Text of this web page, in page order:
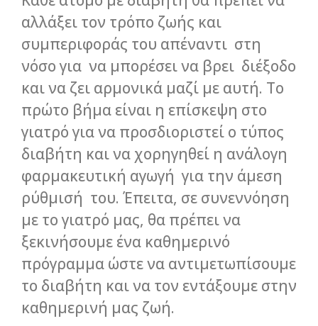
αλλάξει τον τρόπο ζωής και
συμπεριφοράς του απέναντι στη
νόσο για να μπορέσει να βρει διέξοδο
και να ζει αρμονικά μαζί με αυτή. Το
πρώτο βήμα είναι η επίσκεψη στο
γιατρό για να προσδιοριστεί ο τύπος
διαβήτη και να χορηγηθεί η ανάλογη
φαρμακευτική αγωγή για την άμεση
ρύθμισή του. Έπειτα, σε συνεννόηση
με το γιατρό μας, θα πρέπει να
ξεκινήσουμε ένα καθημερινό
πρόγραμμα ώστε να αντιμετωπίσουμε
το διαβήτη και να τον εντάξουμε στην
καθημερινή μας ζωή.